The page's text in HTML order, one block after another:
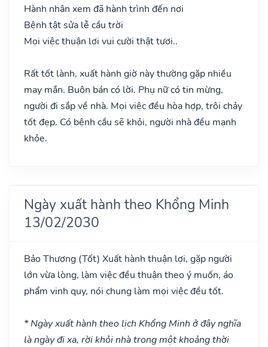
Hành nhân xem đã hành trình đến nơi
Bệnh tật sửa lễ cầu trời
Mọi việc thuận lợi vui cười thật tươi..
Rất tốt lành, xuất hành giờ này thường gặp nhiều
may mắn. Buôn bán có lời. Phụ nữ có tin mừng,
người đi sắp về nhà. Mọi việc đều hòa hợp, trôi chảy
tốt đẹp. Có bệnh cầu sẽ khỏi, người nhà đều mạnh
khỏe.
Ngày xuất hành theo Khổng Minh
13/02/2030
Bảo Thương (Tốt) Xuất hành thuận lợi, gặp người
lớn vừa lòng, làm việc đều thuận theo ý muốn, áo
phẩm vinh quy, nói chung làm mọi việc đều tốt.
* Ngày xuất hành theo lịch Khổng Minh ở đây nghĩa
là ngày đi xa, rời khỏi nhà trong một khoảng thời